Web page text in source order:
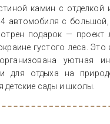
камин с
с большой,
подарок — проект
густого леса.
уютная
для отдыха на
сады и школы.